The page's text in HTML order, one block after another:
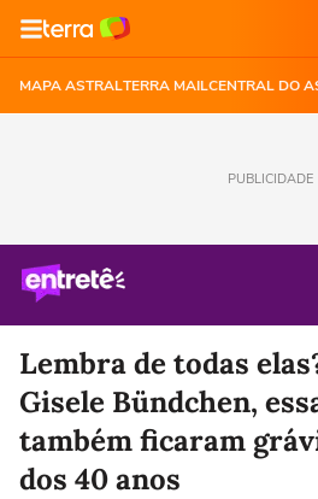
MAPA ASTRALTERRA MAILCENTRAL DO
PUBLICIDADE
Lembra de todas
Gisele Bündchen,
também ficaram
dos 40 anos